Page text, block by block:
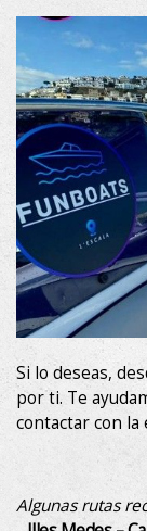
Si lo deseas,
por ti. Te
contactar con
Algunas rutas